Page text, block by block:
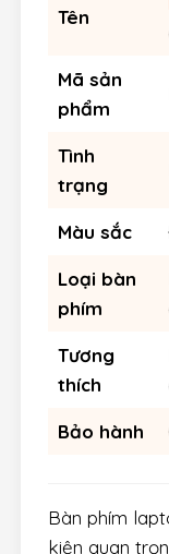
Tên
Mã sản
phẩm
Tình
trạng
Màu sắc
Loại bàn
phím
Tương
thích
Bảo hành
Bàn phím
kiện quan